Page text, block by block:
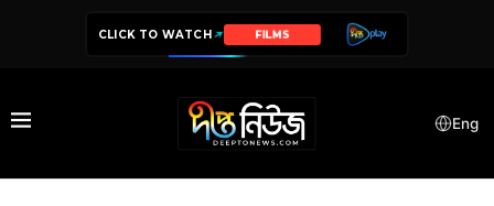
CLICK TO WATCH FILMS
Eng